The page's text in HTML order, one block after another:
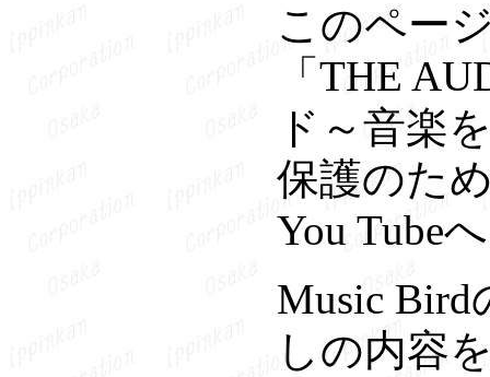
このペー
「THE
ド～音楽
保護のた
You Tube
Music Bird
しの内容